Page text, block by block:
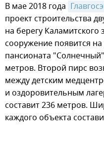
В мае 2018 года
проект строительства
на берегу
сооружение появится
пансионата
метров. Второй пирс
между детским
и оздоровительным
составит 236 метров.
каждого объекта